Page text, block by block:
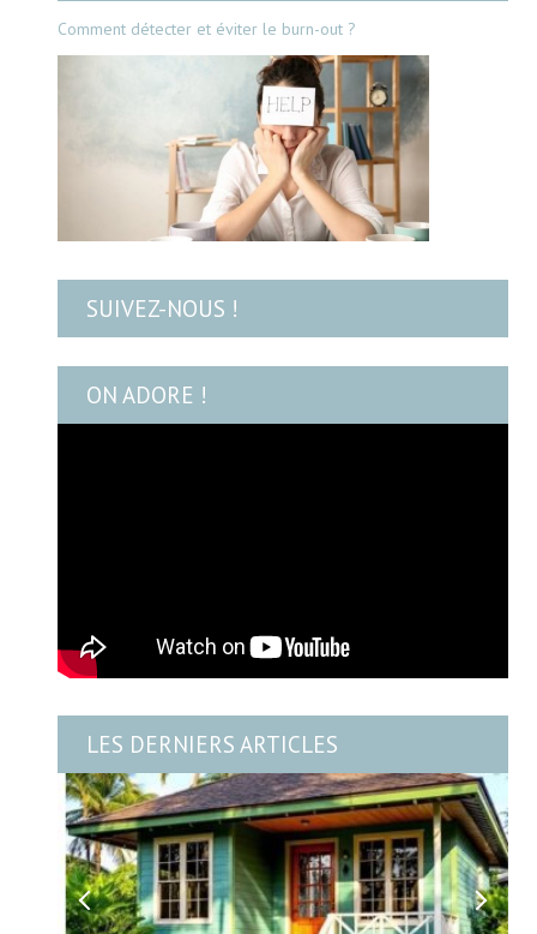
Comment détecter et éviter le burn-out ?
SUIVEZ-NOUS !
ON ADORE !
LES DERNIERS ARTICLES